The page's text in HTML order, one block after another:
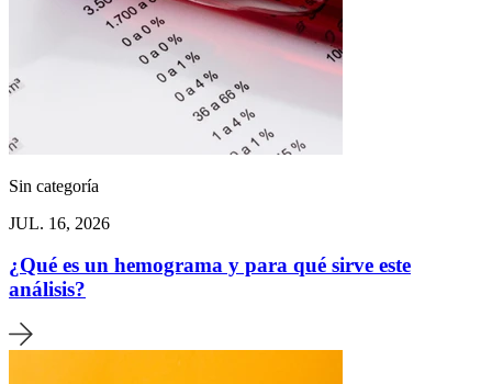
Sin categoría
JUL. 16, 2026
¿Qué es un hemograma y para qué sirve este
análisis?